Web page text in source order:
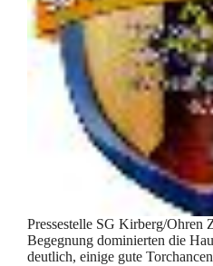
Pressestelle SG Kirberg/Ohren
Begegnung dominierten die
deutlich, einige gute